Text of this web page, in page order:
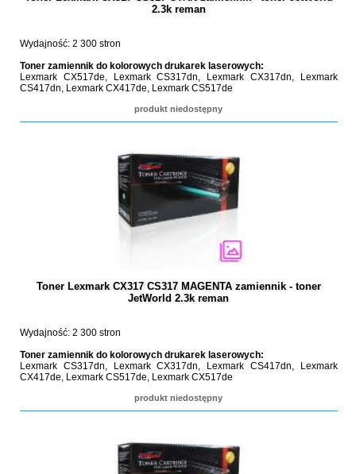
2.3k reman
Wydajność: 2 300 stron
Toner zamiennik do kolorowych drukarek laserowych:
Lexmark CX517de, Lexmark CS317dn, Lexmark CX317dn, Lexmark
CS417dn, Lexmark CX417de, Lexmark CS517de
produkt niedostępny
Toner Lexmark CX317 CS317 MAGENTA zamiennik - toner
JetWorld 2.3k reman
Wydajność: 2 300 stron
Toner zamiennik do kolorowych drukarek laserowych:
Lexmark CS317dn, Lexmark CX317dn, Lexmark CS417dn, Lexmark
CX417de, Lexmark CS517de, Lexmark CX517de
produkt niedostępny